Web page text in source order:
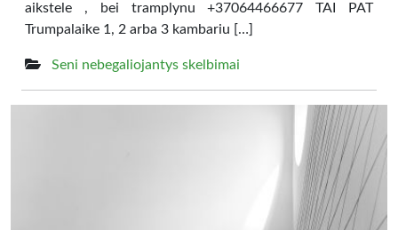
aikstele , bei tramplynu +37064466677 TAI PAT
Trumpalaike 1, 2 arba 3 kambariu […]
Seni nebegaliojantys skelbimai